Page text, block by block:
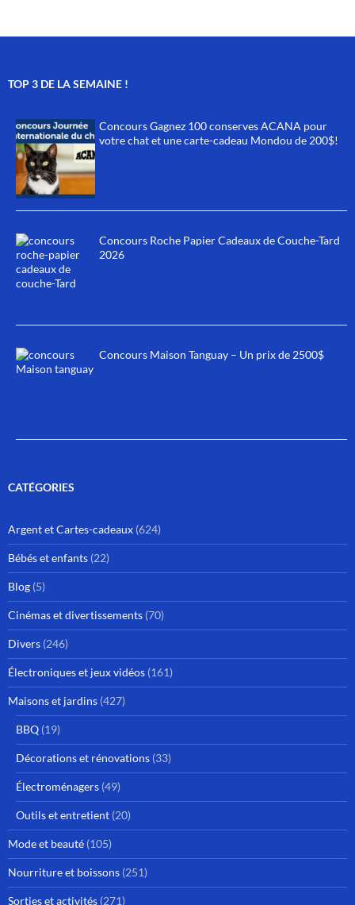
TOP 3 DE LA SEMAINE !
Concours Gagnez 100 conserves ACANA pour
votre chat et une carte-cadeau Mondou de 200$!
Concours Roche Papier Cadeaux de Couche-Tard
2026
Concours Maison Tanguay – Un prix de 2500$
CATÉGORIES
Argent et Cartes-cadeaux (624)
Bébés et enfants (22)
Blog (5)
Cinémas et divertissements (70)
Divers (246)
Électroniques et jeux vidéos (161)
Maisons et jardins (427)
BBQ (19)
Décorations et rénovations (33)
Électroménagers (49)
Outils et entretient (20)
Mode et beauté (105)
Nourriture et boissons (251)
Sorties et activités (271)